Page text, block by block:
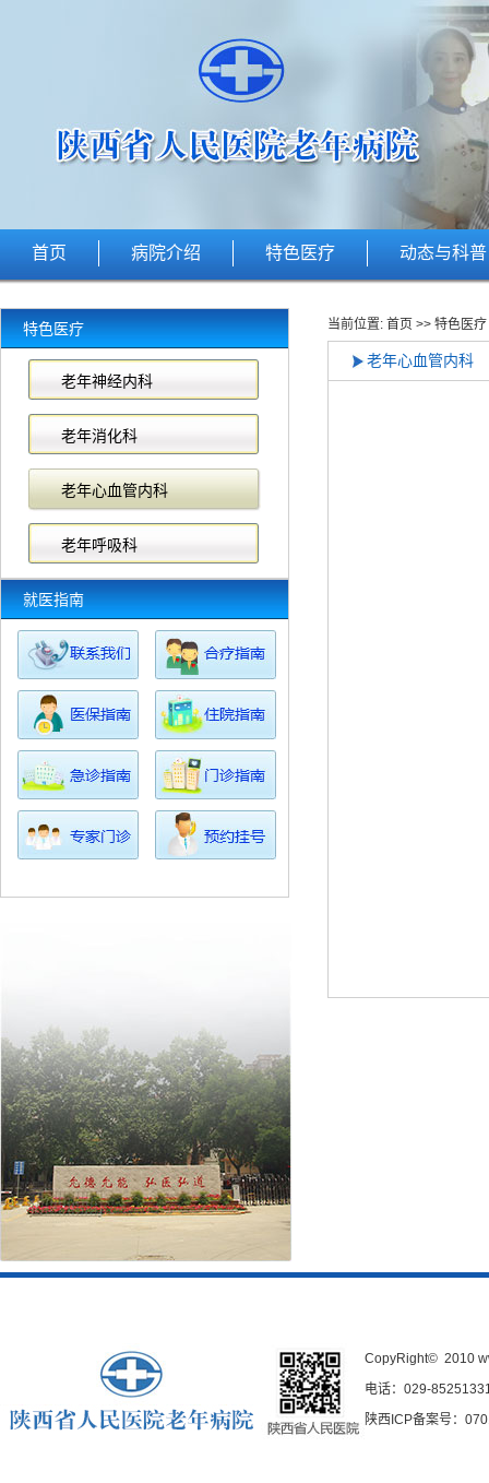
首页 病院介绍 特色医疗 动态与科普
特色医疗
老年神经内科
老年消化科
老年心血管内科
老年呼吸科
就医指南
当前位置: 首页 >> 特色医疗
老年心血管内科
CopyRight© 2010
电话：029-
陕西ICP备案号：